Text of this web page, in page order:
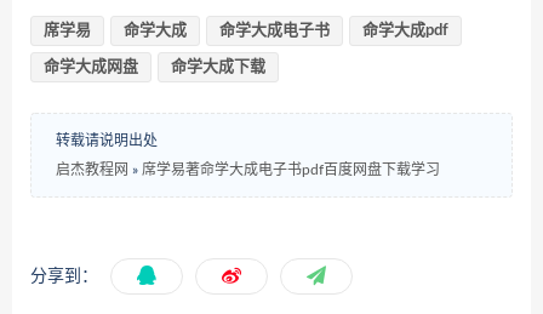
席学易 命学大成 命学大成电子书 命学大成pdf
命学大成网盘 命学大成下载
转载请说明出处
启杰教程网 » 席学易著命学大成电子书pdf百度网盘下载学习
分享到：